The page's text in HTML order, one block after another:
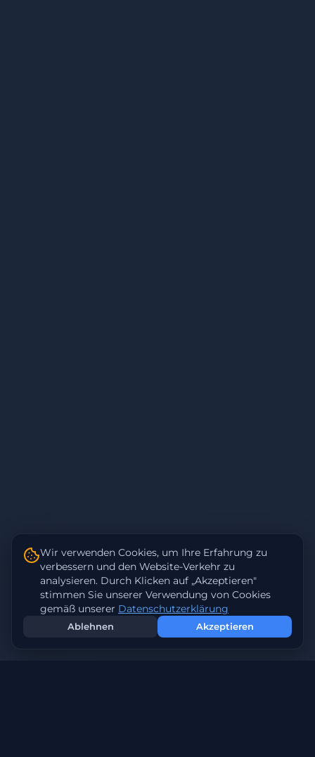
Wir verwenden Cookies, um Ihre Erfahrung zu
verbessern und den Website-Verkehr zu
analysieren. Durch Klicken auf „Akzeptieren"
stimmen Sie unserer Verwendung von Cookies
gemäß unserer Datenschutzerklärung
Ablehnen Akzeptieren